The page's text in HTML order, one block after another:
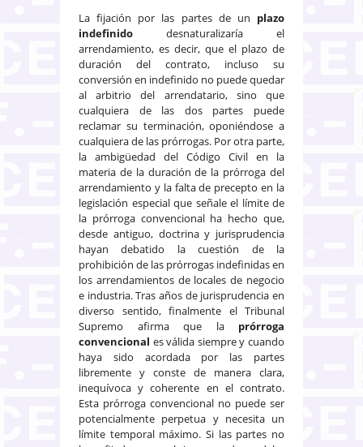
La fijación por las partes de un plazo
indefinido desnaturalizaría el
arrendamiento, es decir, que el plazo de
duración del contrato, incluso su
conversión en indefinido no puede quedar
al arbitrio del arrendatario, sino que
cualquiera de las dos partes puede
reclamar su terminación, oponiéndose a
cualquiera de las prórrogas. Por otra parte,
la ambigüedad del Código Civil en la
materia de la duración de la prórroga del
arrendamiento y la falta de precepto en la
legislación especial que señale el límite de
la prórroga convencional ha hecho que,
desde antiguo, doctrina y jurisprudencia
hayan debatido la cuestión de la
prohibición de las prórrogas indefinidas en
los arrendamientos de locales de negocio
e industria. Tras años de jurisprudencia en
diverso sentido, finalmente el Tribunal
Supremo afirma que la prórroga
convencional es válida siempre y cuando
haya sido acordada por las partes
libremente y conste de manera clara,
inequívoca y coherente en el contrato.
Esta prórroga convencional no puede ser
potencialmente perpetua y necesita un
límite temporal máximo. Si las partes no